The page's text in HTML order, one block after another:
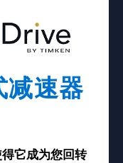
减速器
它成为您回转